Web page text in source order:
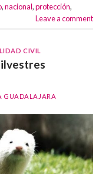
,nacional,protección,
Leave a comment
CIVIL
GUADALAJARA